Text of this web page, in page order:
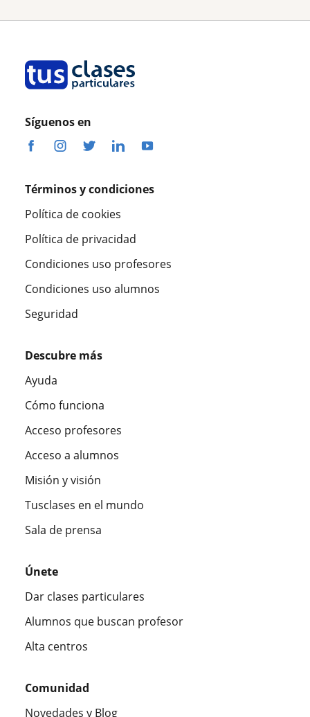
Síguenos en
Términos y condiciones
Política de cookies
Política de privacidad
Condiciones uso profesores
Condiciones uso alumnos
Seguridad
Descubre más
Ayuda
Cómo funciona
Acceso profesores
Acceso a alumnos
Misión y visión
Tusclases en el mundo
Sala de prensa
Únete
Dar clases particulares
Alumnos que buscan profesor
Alta centros
Comunidad
Novedades y Blog